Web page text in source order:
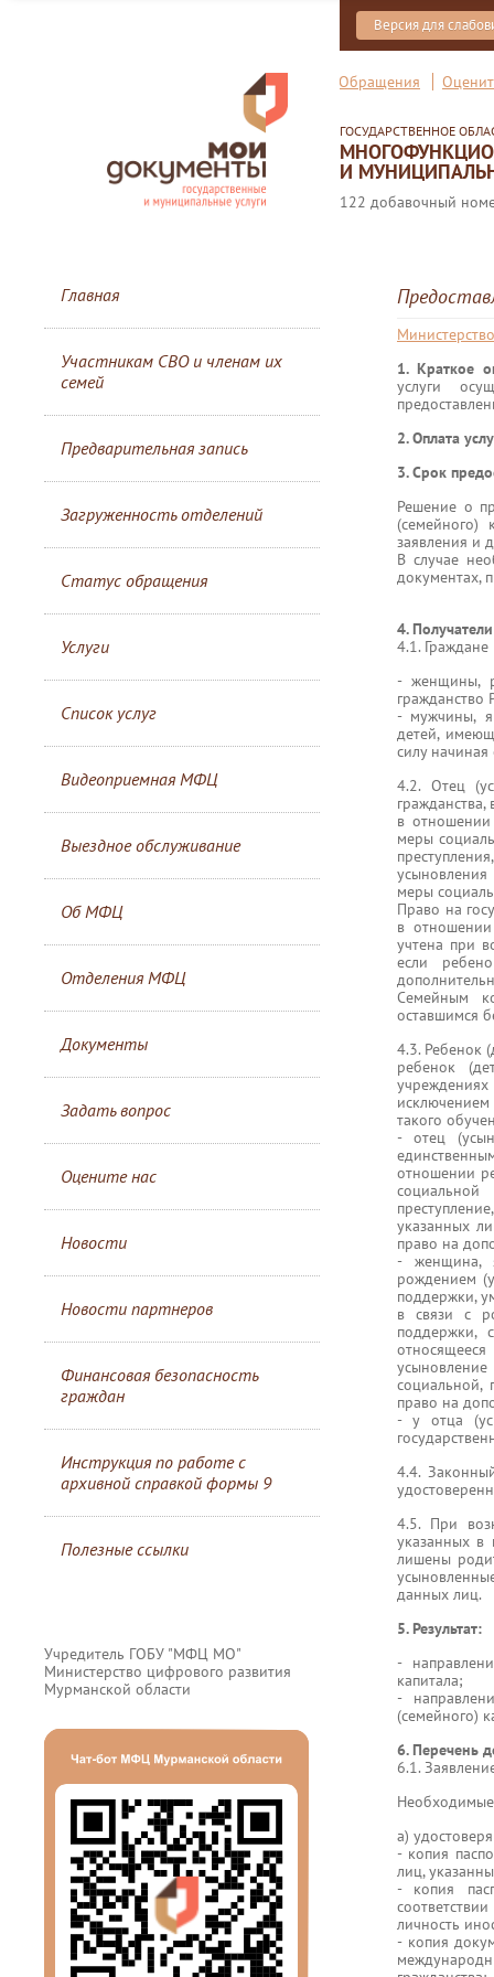
Версия для
Обращения
ГОСУДАРСТВЕННОЕ
И
122 добавочный
Главная
Участникам СВО и членам их
семей
Предварительная запись
Загруженность отделений
Статус обращения
Услуги
Список услуг
Видеоприемная МФЦ
Выездное обслуживание
Об МФЦ
Отделения МФЦ
Документы
Задать вопрос
Оцените нас
Новости
Новости партнеров
Финансовая безопасность
граждан
Инструкция по работе с
архивной справкой формы 9
Полезные ссылки
Учредитель ГОБУ "МФЦ МО"
Министерство цифрового развития
Мурманской области
1. Краткое
услуги
2. Оплата
3. Срок
Решение о
заявления и
В случае
документах,
4.
4.1.
- женщины,
гражданство
- мужчины,
детей,
силу
4.2. Отец
в
меры
усыновления
меры
Право на
в
учтена при
если
Семейным
оставшимся
4.3. Ребенок
ребенок
такого
- отец
отношении
указанных
право на
- женщина,
рождением
поддержки,
в связи с
поддержки,
социальной,
право на
- у отца
4.4.
4.5. При
указанных в
лишены
данных лиц.
5. Результат:
-
капитала;
-
(семейного)
6. Перечень
6.1.
а)
- копия
лиц,
- копия
личность
- копия